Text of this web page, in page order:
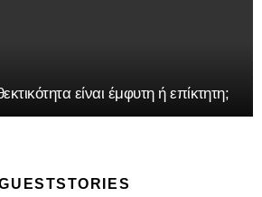
είναι έμφυτη ή επίκτητη;